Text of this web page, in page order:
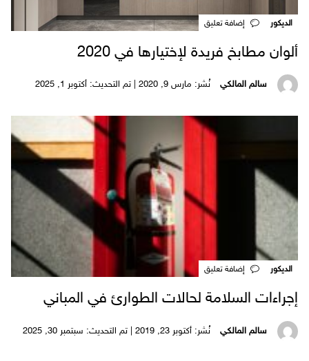
الديكور
ألوان مطابخ فريدة لإختيارها في 2020
سالم المالكي نُشر: مارس 9, 2020 | تم التحديث: أكتوبر 1, 2025
الديكور
إجراءات السلامة لحالات الطوارئ في المباني
سالم المالكي نُشر: أكتوبر 23, 2019 | تم التحديث: سبتمبر 30, 2025